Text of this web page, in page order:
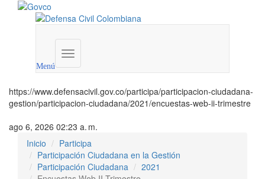
Menú
Menú
institucional
https://www.defensacivil.gov.co/participa/participacion-ciudadana-
gestion/participacion-ciudadana/2021/encuestas-web-ii-trimestre
ago 6, 2026 02:23 a. m.
Inicio
Participa
Participación Ciudadana en la Gestión
Participación Ciudadana
2021